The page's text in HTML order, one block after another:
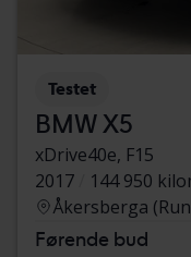
Testet
BMW X5
xDrive40e, F15
2017
144 950
Åkersberga
Førende bud